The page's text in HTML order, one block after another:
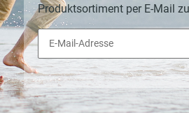
Produktsortiment per E-Mail